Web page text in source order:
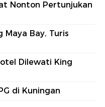
Nonton Pertunjukan
Maya Bay, Turis
Dilewati King
di Kuningan